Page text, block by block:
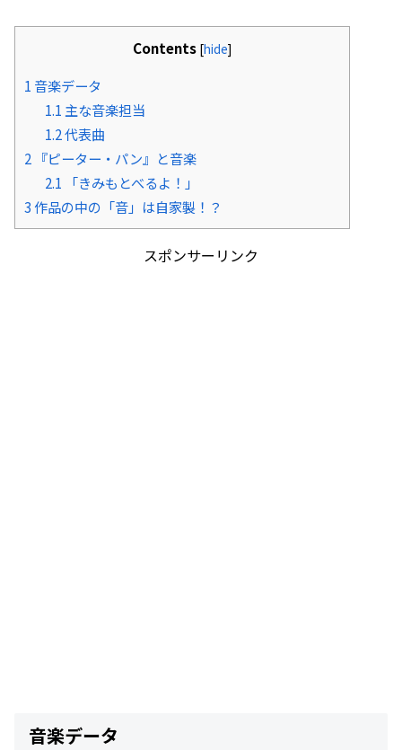
Contents [hide]
1 音楽データ
1.1 主な音楽担当
1.2代表曲
2 『ピーター・パン』と音楽
2.1 「きみもとべるよ！」
3作品の中の「音」は自家製！？
スポンサーリンク
音楽データ